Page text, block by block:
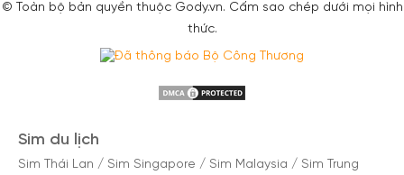
© Toàn bộ bản quyền thuộc Gody.vn. Cấm sao chép dưới mọi hình
thức.
Sim du lịch
Sim Thái Lan / Sim Singapore / Sim Malaysia / Sim Trung